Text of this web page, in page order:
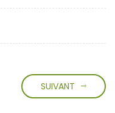
SUIVANT